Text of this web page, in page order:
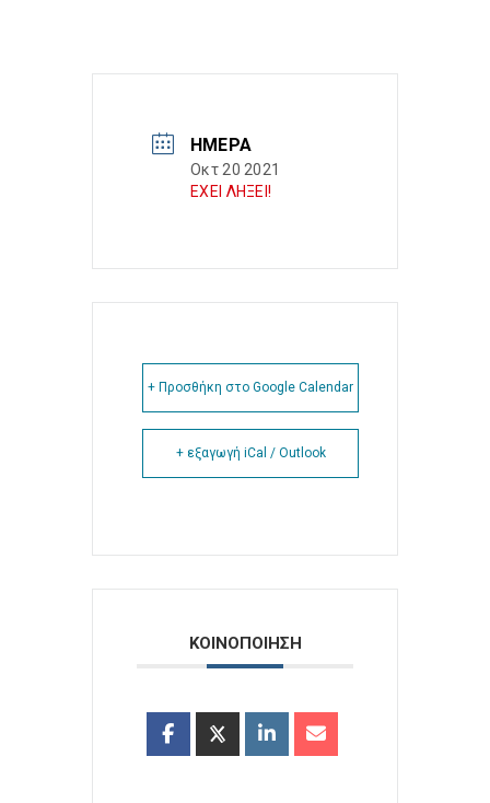
ΗΜΈΡΑ
Οκτ 20 2021
ΕΧΕΙ ΛΗΞΕΙ!
+ Προσθήκη στο Google Calendar
+ εξαγωγή iCal / Outlook
ΚΟΙΝΟΠΟΙΗΣΗ